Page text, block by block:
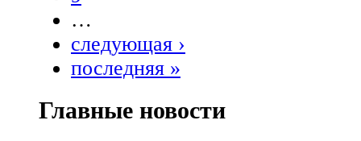
…
следующая ›
последняя »
Главные новости